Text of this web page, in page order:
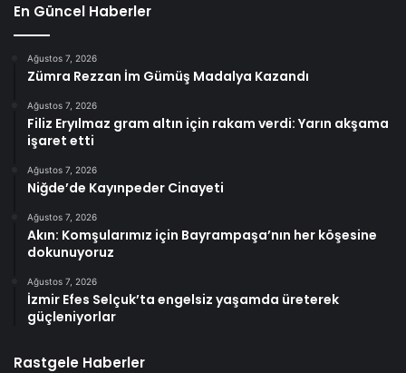
En Güncel Haberler
Ağustos 7, 2026
Zümra Rezzan İm Gümüş Madalya Kazandı
Ağustos 7, 2026
Filiz Eryılmaz gram altın için rakam verdi: Yarın akşama
işaret etti
Ağustos 7, 2026
Niğde’de Kayınpeder Cinayeti
Ağustos 7, 2026
Akın: Komşularımız için Bayrampaşa’nın her köşesine
dokunuyoruz
Ağustos 7, 2026
İzmir Efes Selçuk’ta engelsiz yaşamda üreterek
güçleniyorlar
Rastgele Haberler